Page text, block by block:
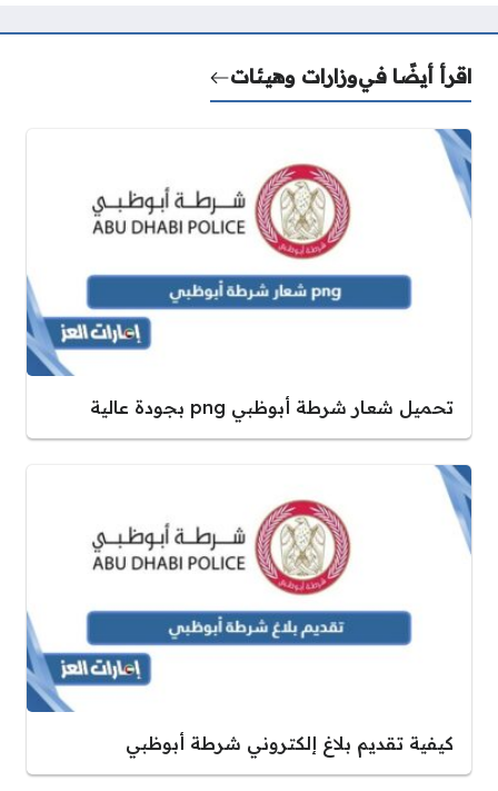
اقرأ أيضًا فيوزارات وهيئات
تحميل شعار شرطة أبوظبي png بجودة عالية
كيفية تقديم بلاغ إلكتروني شرطة أبوظبي